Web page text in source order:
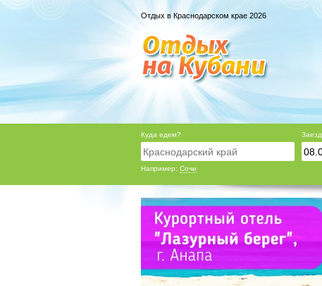
Отдых в Краснодарском крае 2026
Куда едем?
Например: Сочи
Заезд